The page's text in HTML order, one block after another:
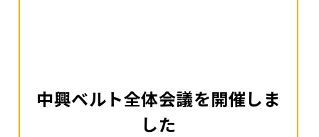
中興ベルト全体会議を開催しま
した